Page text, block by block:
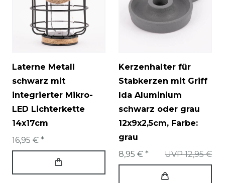
Laterne Metall
schwarz mit
integrierter Mikro-
LED Lichterkette
14x17cm
16,95 € *
Kerzenhalter für
Stabkerzen mit Griff
Ida Aluminium
schwarz oder grau
12x9x2,5cm, Farbe:
grau
UVP 12,95 €
8,95 € *